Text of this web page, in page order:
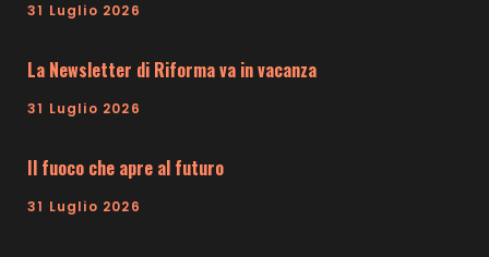
31 Luglio 2026
La Newsletter di Riforma va in vacanza
31 Luglio 2026
Il fuoco che apre al futuro
31 Luglio 2026